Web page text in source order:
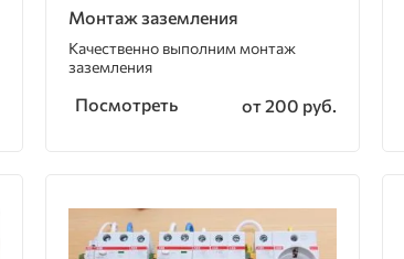
Монтаж заземления
Качественно выполним монтаж
заземления
Посмотреть от 200 руб.